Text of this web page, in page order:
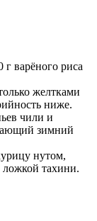
г варёного риса
желтками
ниже.
чили и
зимний
нутом,
тахини.